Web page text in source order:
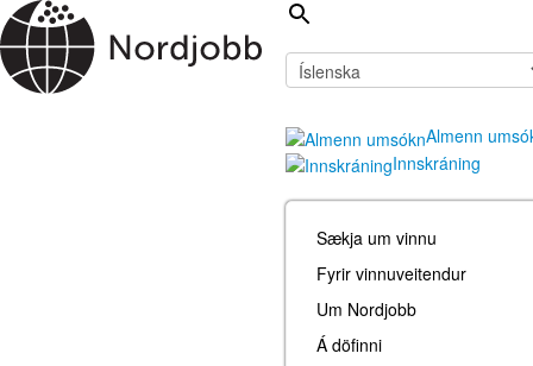
Almenn
Innskráning
Sækja um vinnu
Fyrir vinnuveitendur
Um Nordjobb
Á döfinni